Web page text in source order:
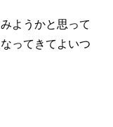
ようかと思って
ってきてよいつ